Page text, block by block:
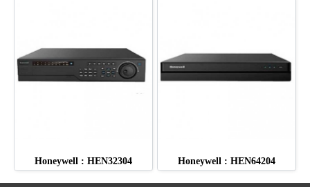
Honeywell : HEN32304 Honeywell : HEN64204